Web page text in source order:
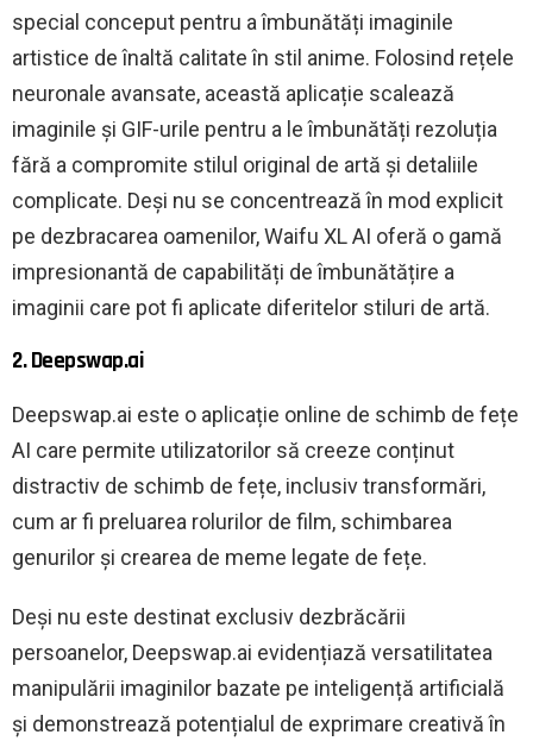
special conceput pentru a îmbunătăți imaginile
artistice de înaltă calitate în stil anime. Folosind rețele
neuronale avansate, această aplicație scalează
imaginile și GIF-urile pentru a le îmbunătăți rezoluția
fără a compromite stilul original de artă și detaliile
complicate. Deși nu se concentrează în mod explicit
pe dezbracarea oamenilor, Waifu XL AI oferă o gamă
impresionantă de capabilități de îmbunătățire a
imaginii care pot fi aplicate diferitelor stiluri de artă.
2. Deepswap.ai
Deepswap.ai este o aplicație online de schimb de fețe
AI care permite utilizatorilor să creeze conținut
distractiv de schimb de fețe, inclusiv transformări,
cum ar fi preluarea rolurilor de film, schimbarea
genurilor și crearea de meme legate de fețe.
Deși nu este destinat exclusiv dezbrăcării
persoanelor, Deepswap.ai evidențiază versatilitatea
manipulării imaginilor bazate pe inteligență artificială
și demonstrează potențialul de exprimare creativă în